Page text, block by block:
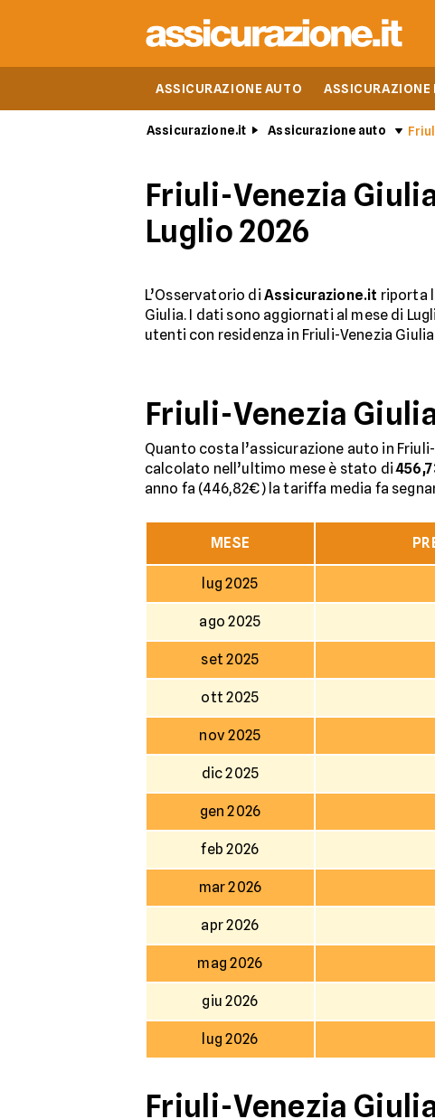
ASSICURAZIONE AUTO ASSICURAZIONE
Assicurazione.it Assicurazione auto
Friuli-Venezia
Luglio 2026
L’Osservatorio di Assicurazione.it riporta
Giulia. I dati sono aggiornati al mese di
utenti con residenza in Friuli-Venezia
Friuli-Venezia
Quanto costa l’assicurazione auto in
calcolato nell’ultimo mese è stato di
anno fa (446,82€) la tariffa media fa
MESE
lug 2025
ago 2025
set 2025
ott 2025
nov 2025
dic 2025
gen 2026
feb 2026
mar 2026
apr 2026
mag 2026
giu 2026
lug 2026
Friuli-Venezia